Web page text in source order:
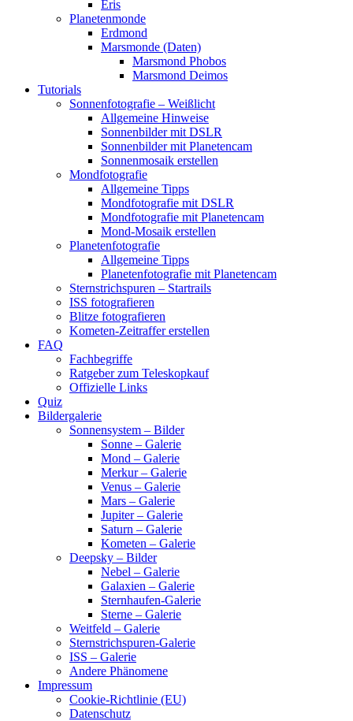
Eris
Planetenmonde
Erdmond
Marsmonde (Daten)
Marsmond Phobos
Marsmond Deimos
Tutorials
Sonnenfotografie – Weißlicht
Allgemeine Hinweise
Sonnenbilder mit DSLR
Sonnenbilder mit Planetencam
Sonnenmosaik erstellen
Mondfotografie
Allgemeine Tipps
Mondfotografie mit DSLR
Mondfotografie mit Planetencam
Mond-Mosaik erstellen
Planetenfotografie
Allgemeine Tipps
Planetenfotografie mit Planetencam
Sternstrichspuren – Startrails
ISS fotografieren
Blitze fotografieren
Kometen-Zeitraffer erstellen
FAQ
Fachbegriffe
Ratgeber zum Teleskopkauf
Offizielle Links
Quiz
Bildergalerie
Sonnensystem – Bilder
Sonne – Galerie
Mond – Galerie
Merkur – Galerie
Venus – Galerie
Mars – Galerie
Jupiter – Galerie
Saturn – Galerie
Kometen – Galerie
Deepsky – Bilder
Nebel – Galerie
Galaxien – Galerie
Sternhaufen-Galerie
Sterne – Galerie
Weitfeld – Galerie
Sternstrichspuren-Galerie
ISS – Galerie
Andere Phänomene
Impressum
Cookie-Richtlinie (EU)
Datenschutz